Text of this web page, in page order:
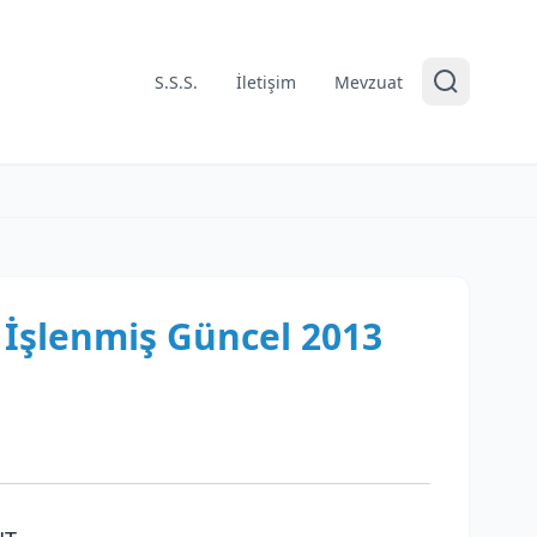
S.S.S. İletişim Mevzuat
Güncel 2013